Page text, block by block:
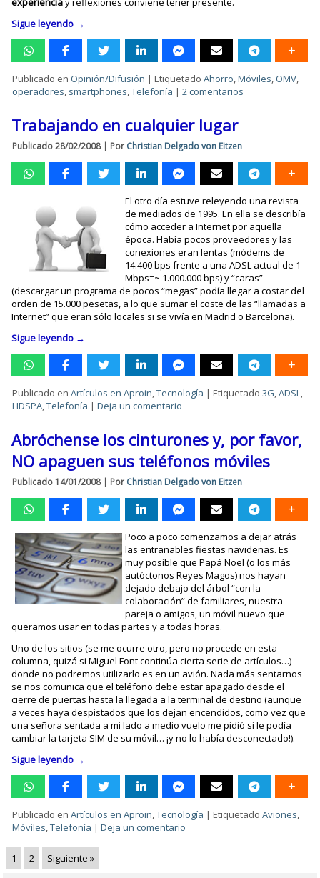
Sigue leyendo →
Publicado en Opinión/Difusión |Etiquetado Ahorro,Móviles, OMV,
operadores, smartphones,Telefonía |2 comentarios
Trabajando en cualquier lugar
Publicado 28/02/2008| Por Christian Delgado von Eitzen
El otro día estuve releyendo una revista
de mediados de 1995. En ella se describía
cómo acceder a Internet por aquella
época. Había pocos proveedores y las
conexiones eran lentas (módems de
14.400 bps frente a una ADSL actual de 1
Mbps=~ 1.000.000 bps) y “caras”
(descargar un programa de pocos “megas” podía llegar a costar del
orden de 15.000 pesetas, a lo que sumar el coste de las “llamadas a
Internet” que eran sólo locales si se vivía en Madrid o Barcelona).
Sigue leyendo →
Publicado en Artículos en Aproin,Tecnología |Etiquetado 3G,ADSL,
HDSPA,Telefonía |Deja un comentario
Abróchense los cinturones y, por favor,
NO apaguen sus teléfonos móviles
Publicado 14/01/2008| Por Christian Delgado von Eitzen
Poco a poco comenzamos a dejar atrás
las entrañables fiestas navideñas. Es
muy posible que Papá Noel (o los más
autóctonos Reyes Magos) nos hayan
dejado debajo del árbol “con la
colaboración” de familiares, nuestra
pareja o amigos, un móvil nuevo que
queramos usar en todas partes y a todas horas.
Uno de los sitios (se me ocurre otro, pero no procede en esta
columna, quizá si Miguel Font continúa cierta serie de artículos…)
donde no podremos utilizarlo es en un avión. Nada más sentarnos
se nos comunica que el teléfono debe estar apagado desde el
cierre de puertas hasta la llegada a la terminal de destino (aunque
a veces haya despistados que los dejan encendidos, como vez que
una señora sentada a mi lado a medio vuelo me pidió si le podía
cambiar la tarjeta SIM de su móvil… ¡y no lo había desconectado!).
Sigue leyendo →
Publicado en Artículos en Aproin,Tecnología |Etiquetado Aviones,
Móviles,Telefonía |Deja un comentario
1 2 Siguiente »